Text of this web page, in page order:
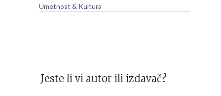
Umetnost & Kultura
Jeste li vi autor ili izdavač?